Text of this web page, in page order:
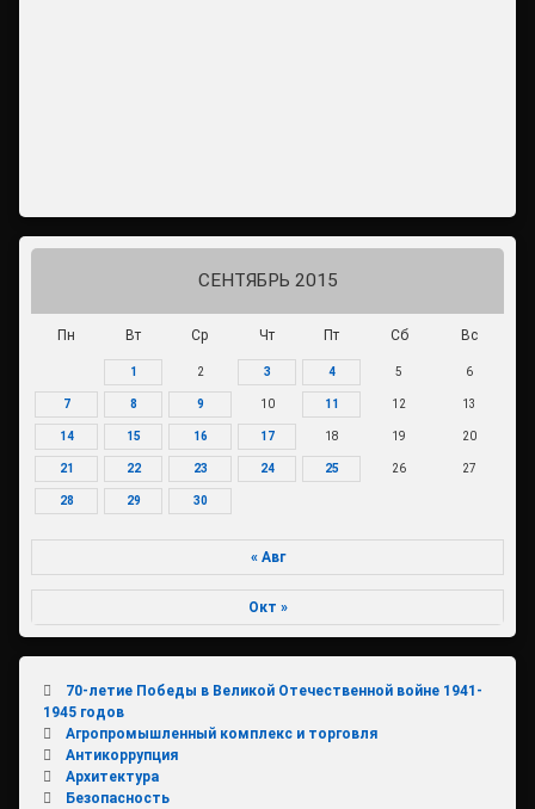
СЕНТЯБРЬ 2015
Пн Вт Ср Чт Пт Сб Вс
1 2 3 4 5 6
7 8 9 10 11 12 13
14 15 16 17 18 19 20
21 22 23 24 25 26 27
28 29 30
« Авг
Окт »
70-летие Победы в Великой Отечественной войне 1941-
1945 годов
Агропромышленный комплекс и торговля
Антикоррупция
Архитектура
Безопасность